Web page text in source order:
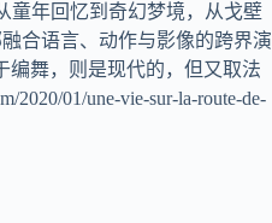
童年回忆到奇幻梦境，从戈壁
合语言、动作与影像的跨界演
编舞，则是现代的，但又取法
01/une-vie-sur-la-route-de-